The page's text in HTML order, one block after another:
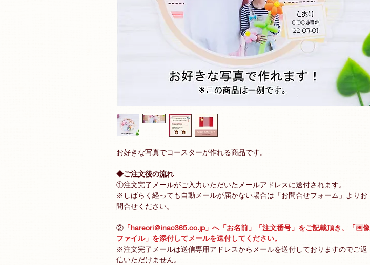
お好きな写真でコースターが作れる商品です。
◆ご注文後の流れ
①注文完了メールがご入力いただいたメールアドレスに送付されます。
※しばらく経っても自動メールが届かない場合は「お問合せフォーム」よりお
問合せください。
② 「hareori＠inac365.co.jp」へ「お名前」「注文番号」をご記載頂き、「画像
ファイル」を添付してメールを送付してください。
※注文完了メールは送信専用アドレスからメールを送付しておりますのでご返
信いただけません。